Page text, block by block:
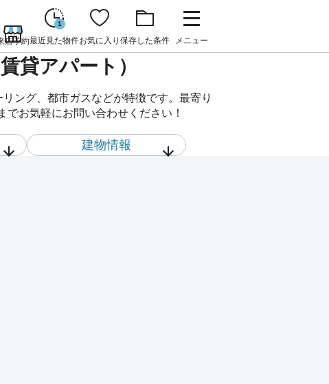
店予約
1
最近見た物件お気に入り 保存した条件 メニュー
貸アパート）
ング、都市ガスなどが特徴です。最寄り
お気軽にお問い合わせください！
建物情報